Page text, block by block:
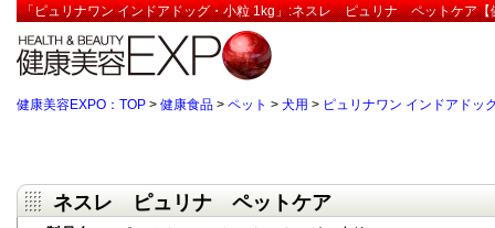
「ピュリナワン インドアドッグ・小粒 1kg」:ネスレ ピュリナ ペットケア【
健康美容EXPO：TOP > 健康食品 > ペット > 犬用 > ピュリナワン インドアドッ
ネスレ ピュリナ ペットケア